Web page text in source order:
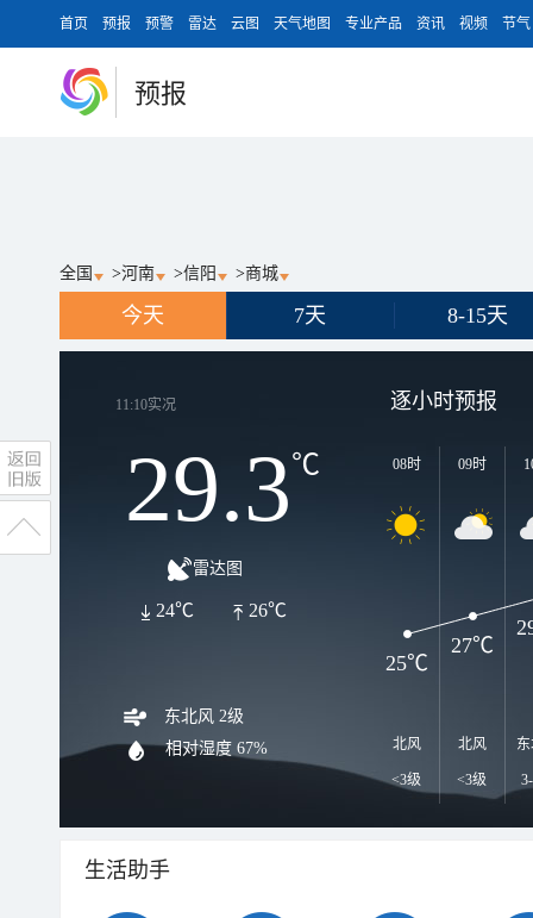
首页 预报 预警 雷达 云图 天气地图 专业产品 资讯 视频 节气
预报
全国 >河南 >信阳 >商城
今天 7天 8-15天
11:10实况
29.3℃
雷达图
26℃
24℃
东北风 2级
相对湿度 67%
逐小时预报
08时
北风
<3级
09时
北风
<3级
25℃
27℃
生活助手